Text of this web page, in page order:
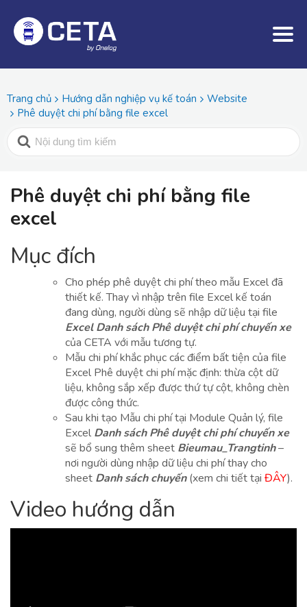
Trang chủ Hướng dẫn nghiệp vụ kế toán
Website
Phê duyệt chi phí bằng file excel
Phê duyệt chi phí bằng file
excel
Mục đích
Cho phép phê duyệt chi phí theo mẫu Excel đã
thiết kế. Thay vì nhập trên file Excel kế toán
đang dùng, người dùng sẽ nhập dữ liệu tại file
Excel Danh sách Phê duyệt chi phí chuyến xe
của CETA với mẫu tương tự.
Mẫu chi phí khắc phục các điểm bất tiện của file
Excel Phê duyệt chi phí mặc định: thừa cột dữ
liệu, không sắp xếp được thứ tự cột, không chèn
được công thức.
Sau khi tạo Mẫu chi phí tại Module Quản lý, file
Excel Danh sách Phê duyệt chi phí chuyến xe
sẽ bổ sung thêm sheet Bieumau_Trangtinh–
nơi người dùng nhập dữ liệu chi phí thay cho
sheet Danh sách chuyến(xem chi tiết tại ĐÂY).
Video hướng dẫn